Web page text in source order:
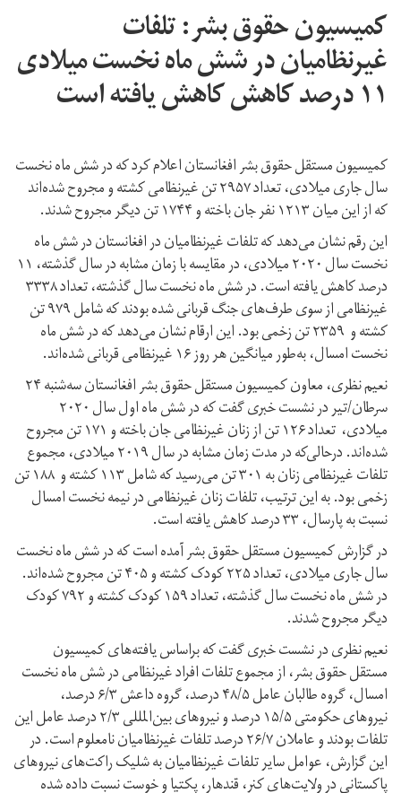
کمیسیون حقوق بشر: تلفات
غیرنظامیان در شش ماه نخست میلادی
۱۱ درصد کاهش کاهش یافته است
کمیسیون مستقل حقوق بشر افغانستان اعلام کرد که در شش ماه نخست
سال جاری میلادی، تعداد ۲۹۵۷ تن غیرنظامی کشته و مجروح شده‌اند‌
که از این میان‌ ۱۲۱۳ نفر جان‌ باخته و ۱۷۴۴ تن دیگر‌ مجروح شدند.
این رقم نشان می‌دهد که تلفات غیرنظامیان در افغانستان در شش ماه
نخست سال ۲۰۲۰ میلادی، در مقایسه با زمان مشابه در سال گذشته، ۱۱
درصد کاهش یافته است. در شش ماه نخست سال گذشته، تعداد ۳۳۳۸
غیرنظامی از سوی طرف‌های جنگ قربانی شده بودند‌ که شامل ۹۷۹ تن
کشته و ۲۳۵۹ تن زخمی بود. این ارقام ‌نشان می‌دهد که در شش ماه
نخست امسال، به‌طور میانگین‌ هر روز‌ ۱۶ غیرنظامی‌ قربانی شده‌اند.
نعیم نظری، معاون کمیسیون مستقل حقوق بشر افغانستان سه‌شنبه ۲۴
سرطان/تیر در نشست خبری گفت که در شش ماه اول سال ۲۰۲۰
میلادی، تعداد ۱۲۶ تن از زنان غیرنظامی جان‌ باخته و ۱۷۱ تن مجروح
شده‌‌اند. درحالی‌که در مدت‌ زمان مشابه در سال ۲۰۱۹ میلادی، مجموع
تلفات غیرنظامی زنان به ۳۰۱ تن می‌رسید‌ که شامل ۱۱۳ کشته و ۱۸۸ تن
زخمی بود. به این ترتیب، تلفات زنان غیرنظامی در نیمه نخست امسال‌
نسبت به پارسال، ۳۳ درصد کاهش یافته است.
در گزارش کمیسیون مستقل حقوق بشر آمده است که در شش ماه نخست
سال جاری میلادی، تعداد ۲۲۵ کودک کشته و ۴۰۵ تن مجروح شده‌‌اند.
در شش ماه نخست سال گذشته، تعداد ۱۵۹ کودک کشته و ۷۹۲ کودک
دیگر مجروح شدند.
نعیم نظری در نشست خبری گفت که براساس یافته­‌های کمیسیون
مستقل حقوق بشر، از مجموع تلفات افراد غیرنظامی در شش ماه نخست
امسال، گروه طالبان عامل ۴۸/۵ درصد، گروه داعش ۶/۳ درصد،
نیروهای حکومتی ۱۵/۵ درصد و نیروهای بین‌‌المللی ۲/۳ درصد عامل این
تلفات بودند و عاملان ۲۶/۷ درصد تلفات غیرنظامیان نامعلوم است. در
این گزارش، عوامل سایر تلفات غیرنظامیان به شلیک راکت‌های نیروهای